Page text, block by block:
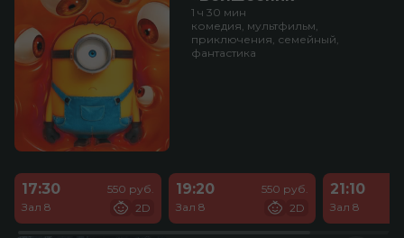
1 ч 30 мин
комедия, мультфильм,
приключения, семейный,
фантастика
17:30
Зал 8
550 руб.
2D
19:20
Зал 8
550 руб.
2D
21:10
Зал 8